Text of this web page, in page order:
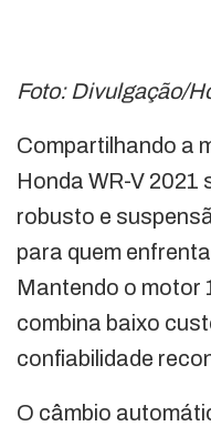
Foto: Divulgação/
Compartilhando a
Honda WR-V 2021
robusto e
para quem
Mantendo o motor
combina baixo
confiabilidade
O câmbio